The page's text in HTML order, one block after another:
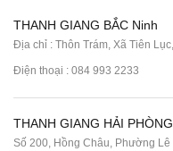
THANH GIANG BẮC Ninh
Địa chỉ : Thôn Trám, Xã Tiên
Điện thoại : 084 993 2233
THANH GIANG HẢI PHÒNG
Số 200, Hồng Châu, Phường